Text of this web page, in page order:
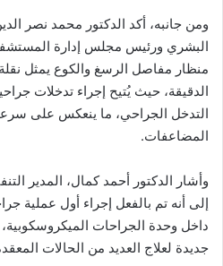
ومن جانبه، أكد الدكتور محمد نصر
البشري ورئيس مجلس إدارة
منظار مفاصل الرسغ والكوع يمثل
الدقيقة، حيث يُتيح إجراء تدخلات
التدخل الجراحي، ما ينعكس على
المضاعفات.
وأشار الدكتور أحمد كمال، المدير
إلى أنه تم بالفعل إجراء أول عملية
داخل وحدة الجراحات الميكروسكوبية،
جديدة لعلاج العديد من الحالات